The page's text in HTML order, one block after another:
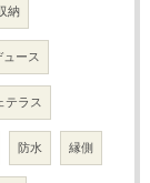
納
ュース
テラス
防水 縁側